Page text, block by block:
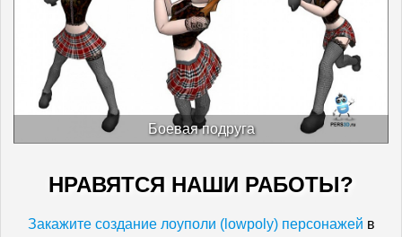
Боевая подруга
НРАВЯТСЯ НАШИ РАБОТЫ?
Закажите создание лоуполи (lowpoly) персонажей в